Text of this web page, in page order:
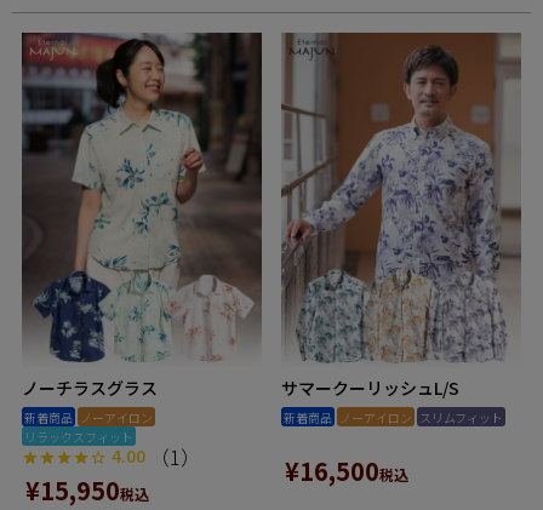
ノーチラスグラス
新着商品 ノーアイロン
リラックスフィット
4.00 （1）
¥15,950税込
サマークーリッシュL/S
新着商品 ノーアイロン スリムフィット
¥16,500税込